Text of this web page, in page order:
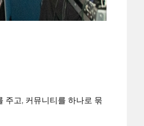
주고, 커뮤니티를 하나로 묶